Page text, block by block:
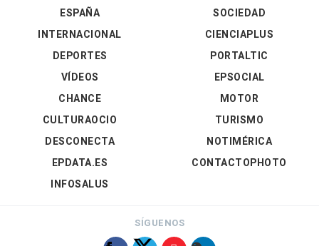
ESPAÑA
INTERNACIONAL
DEPORTES
VÍDEOS
SOCIEDAD
CIENCIAPLUS
PORTALTIC
EPSOCIAL
CHANCE
CULTURAOCIO
DESCONECTA
EPDATA.ES
INFOSALUS
MOTOR
TURISMO
NOTIMÉRICA
CONTACTOPHOTO
SÍGUENOS